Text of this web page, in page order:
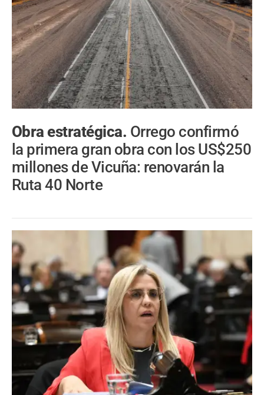
Obra estratégica. Orrego confirmó
la primera gran obra con los US$250
millones de Vicuña: renovarán la
Ruta 40 Norte